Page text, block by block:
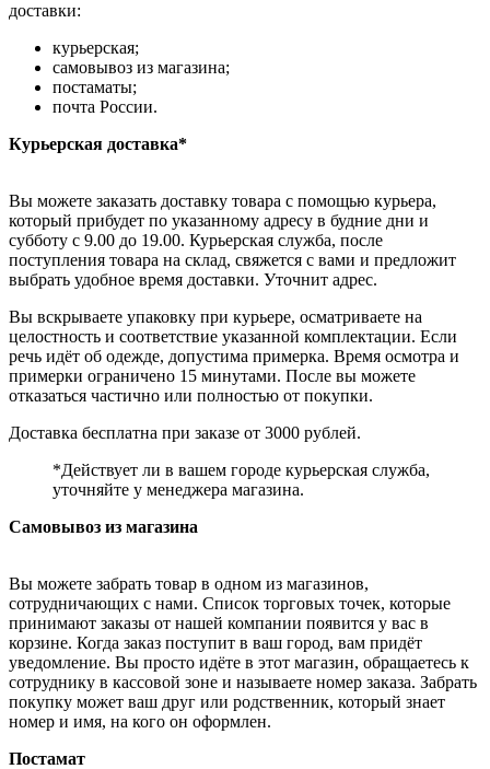
доставки:
курьерская;
самовывоз из магазина;
постаматы;
почта России.
Курьерская доставка*
Вы можете заказать доставку товара с помощью курьера,
который прибудет по указанному адресу в будние дни и
субботу с 9.00 до 19.00. Курьерская служба, после
поступления товара на склад, свяжется с вами и предложит
выбрать удобное время доставки. Уточнит адрес.
Вы вскрываете упаковку при курьере, осматриваете на
целостность и соответствие указанной комплектации. Если
речь идёт об одежде, допустима примерка. Время осмотра и
примерки ограничено 15 минутами. После вы можете
отказаться частично или полностью от покупки.
Доставка бесплатна при заказе от 3000 рублей.
*Действует ли в вашем городе курьерская служба,
уточняйте у менеджера магазина.
Самовывоз из магазина
Вы можете забрать товар в одном из магазинов,
сотрудничающих с нами. Список торговых точек, которые
принимают заказы от нашей компании появится у вас в
корзине. Когда заказ поступит в ваш город, вам придёт
уведомление. Вы просто идёте в этот магазин, обращаетесь к
сотруднику в кассовой зоне и называете номер заказа. Забрать
покупку может ваш друг или родственник, который знает
номер и имя, на кого он оформлен.
Постамат